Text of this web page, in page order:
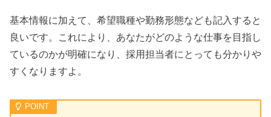
基本情報に加えて、希望職種や勤務形態なども記入すると
良いです。これにより、あなたがどのような仕事を目指し
ているのかが明確になり、採用担当者にとっても分かりや
すくなりますよ。